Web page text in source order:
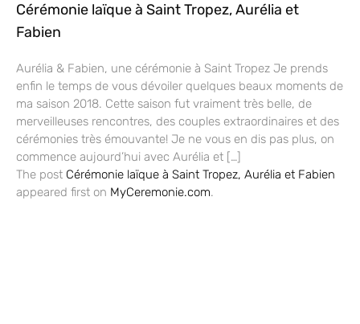
Cérémonie laïque à Saint Tropez, Aurélia et
Fabien
Aurélia & Fabien, une cérémonie à Saint Tropez Je prends
enfin le temps de vous dévoiler quelques beaux moments de
ma saison 2018. Cette saison fut vraiment très belle, de
merveilleuses rencontres, des couples extraordinaires et des
cérémonies très émouvante! Je ne vous en dis pas plus, on
commence aujourd’hui avec Aurélia et […]
The post Cérémonie laïque à Saint Tropez, Aurélia et Fabien
appeared first on MyCeremonie.com.